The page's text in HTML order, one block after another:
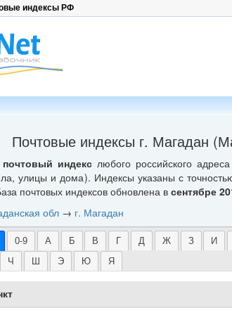
индексы РФ
Почтовые индексы г. Магадан
почтовый индекслюбого российского
улицы и дома). Индексы указаны с
почтовых индексов обновлена в сентябре
обл→ г. Магадан
0-9 А Б В Г Д Ж З И
Ч Э Ю Я